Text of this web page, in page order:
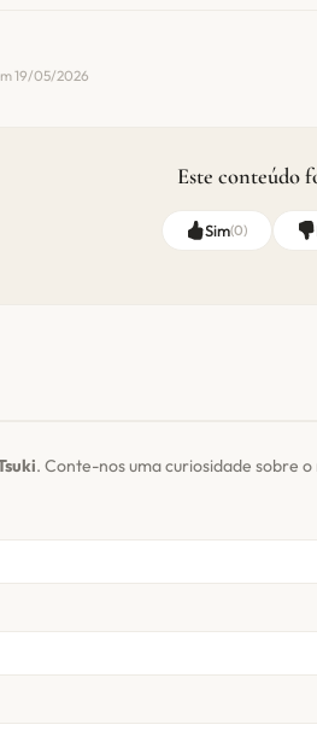
19/05/2026
Este conteúdo
Sim(0)
. Conte-nos uma curiosidade sobre